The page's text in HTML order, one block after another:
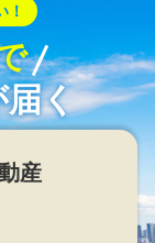
！
届く
産